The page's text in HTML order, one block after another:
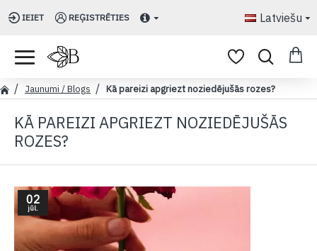
IEIET REĢISTRĒTIES Latviešu
Jaunumi / Blogs Kā pareizi apgriezt noziedējušās rozes?
KĀ PAREIZI APGRIEZT NOZIEDĒJUŠĀS
ROZES?
02
jūl.